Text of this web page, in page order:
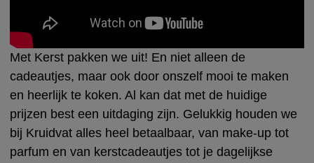
Met Kerst pakken we uit! En niet alleen de
cadeautjes, maar ook door onszelf mooi te maken
en heerlijk te koken. Al kan dat met de huidige
prijzen best een uitdaging zijn. Gelukkig houden we
bij Kruidvat alles heel betaalbaar, van make-up tot
parfum en van kerstcadeautjes tot je dagelijkse